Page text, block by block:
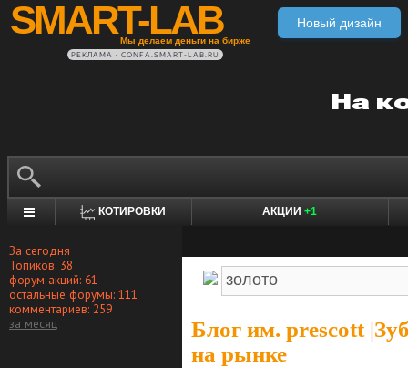
SMART-LAB
Мы делаем деньги на бирже
Новый дизайн
РЕКЛАМА • CONFA.SMART-LAB.RU
КОТИРОВКИ АКЦИИ +1
За сегодня
Топиков: 38
форум акций: 61
остальные форумы: 111
комментариев: 259
за месяц
Блог им. prescott|
на рынке